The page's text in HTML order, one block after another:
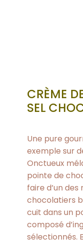
CRÈME
SEL
Une pure
exemple sur
Onctueux
pointe de
faire d’un
chocolatiers
cuit dans un
composé
sélectionnés.